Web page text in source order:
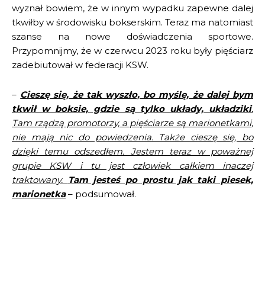
wyznał bowiem, że w innym wypadku zapewne dalej
tkwiłby w środowisku bokserskim. Teraz ma natomiast
szanse na nowe doświadczenia sportowe.
Przypomnijmy, że w czerwcu 2023 roku były pięściarz
zadebiutował w federacji KSW.
– Cieszę się, że tak wyszło, bo myślę, że dalej bym
tkwił w boksie, gdzie są tylko układy, układziki.
Tam rządzą promotorzy, a pięściarze są marionetkami,
nie mają nic do powiedzenia. Także cieszę się, bo
dzięki temu odszedłem. Jestem teraz w poważnej
grupie KSW i tu jest człowiek całkiem inaczej
traktowany. Tam jesteś po prostu jak taki piesek,
marionetka– podsumował.